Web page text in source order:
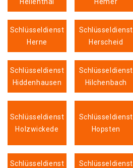
Schlüsseldienst
Herne
Schlüsseldienst
Herscheid
Schlüsseldienst
Hiddenhausen
Schlüsseldienst
Hilchenbach
Schlüsseldienst
Holzwickede
Schlüsseldienst
Hopsten
Schlüsseldienst
Schlüsseldienst